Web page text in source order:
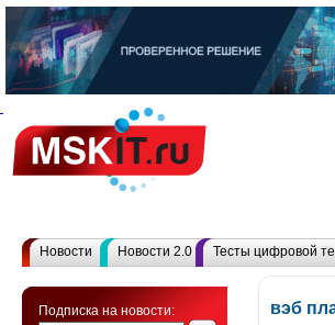
Новости Новости 2.0 Тесты цифровой
Подписка на новости: вэб